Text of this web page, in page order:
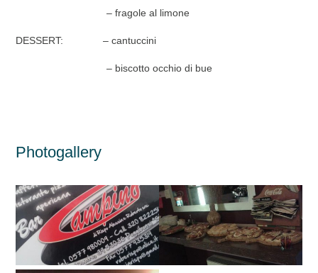
– fragole al limone
DESSERT: – cantuccini
– biscotto occhio di bue
Photogallery